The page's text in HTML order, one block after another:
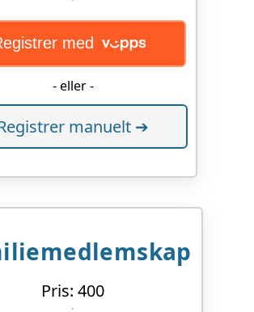
med
- eller -
manuelt ➔
Pris: 400